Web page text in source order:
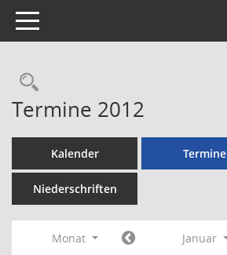
Toggle navigation
Rechercheauswahl
Termine 2012
Kalender Termine
Niederschriften
Monat Januar